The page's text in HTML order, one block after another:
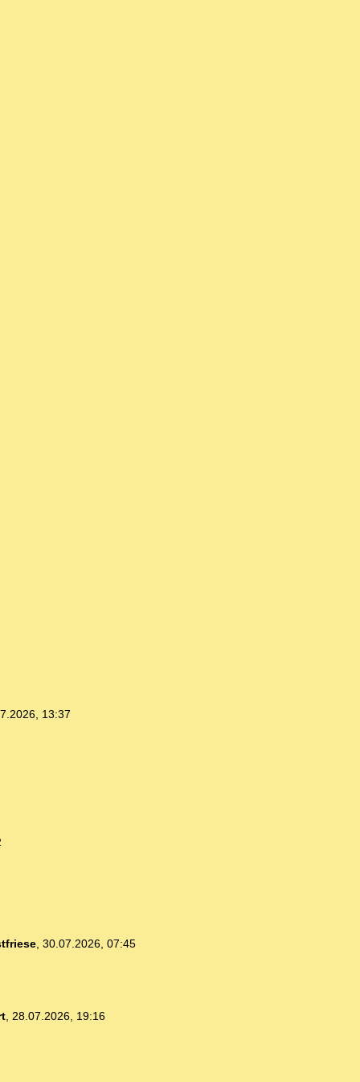
13:37
, 30.07.2026, 07:45
, 28.07.2026, 19:16